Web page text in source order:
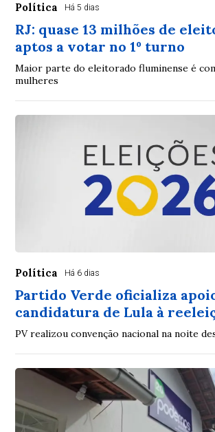
Política Há 5 dias
RJ: quase 13 milhões de
aptos a votar no 1º turno
Maior parte do eleitorado fluminense é
mulheres
Política Há 6 dias
Partido Verde oficializa
candidatura de Lula à
PV realizou convenção nacional na noite